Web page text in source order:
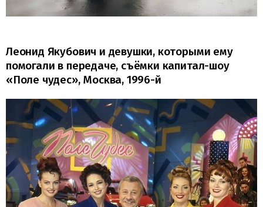
Леонид Якубович и девушки, которыми ему
помогали в передаче, съёмки капитал-шоу
«Поле чудес», Москва, 1996-й